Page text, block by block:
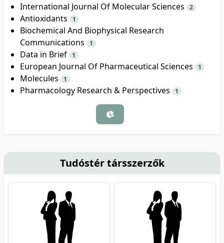
International Journal Of Molecular Sciences 2
Antioxidants 1
Biochemical And Biophysical Research
Communications
1
Data in Brief 1
European Journal Of Pharmaceutical Sciences 1
Molecules 1
Pharmacology Research & Perspectives 1
Tudóstér társszerzők